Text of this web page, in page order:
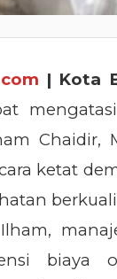
com | Kota
Chaidir,
ketat
biaya